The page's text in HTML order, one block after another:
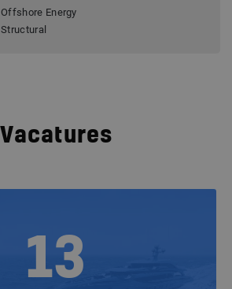
Offshore Energy
Structural
Vacatures
13